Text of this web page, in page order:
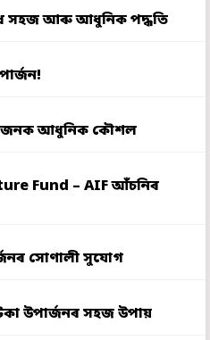
সহজ আৰু আধুনিক পদ্ধতি
আধুনিক কৌশল
Fund – AIF আঁচনিৰ
সোণালী সুযোগ
উপাৰ্জনৰ সহজ উপায়